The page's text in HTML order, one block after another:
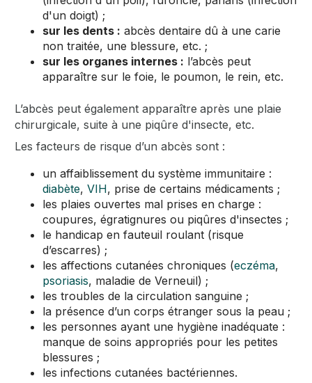
d'un doigt) ;
sur les dents : abcès dentaire dû à une carie
non traitée, une blessure, etc. ;
sur les organes internes : l’abcès peut
apparaître sur le foie, le poumon, le rein, etc.
L’abcès peut également apparaître après une plaie
chirurgicale, suite à une piqûre d'insecte, etc.
Les facteurs de risque d’un abcès sont :
un affaiblissement du système immunitaire :
diabète,VIH, prise de certains médicaments ;
les plaies ouvertes mal prises en charge :
coupures, égratignures ou piqûres d'insectes ;
le handicap en fauteuil roulant (risque
d’escarres) ;
les affections cutanées chroniques (eczéma,
psoriasis, maladie de Verneuil) ;
les troubles de la circulation sanguine ;
la présence d’un corps étranger sous la peau ;
les personnes ayant une hygiène inadéquate :
manque de soins appropriés pour les petites
blessures ;
les infections cutanées bactériennes.